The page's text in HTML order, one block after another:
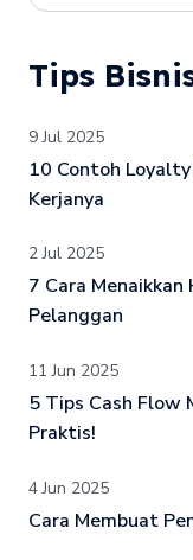
Tips
9 Jul 2025
10 Contoh
Kerjanya
2 Jul 2025
7 Cara
Pelanggan
11 Jun 2025
5 Tips Cash Flow
Praktis!
4 Jun 2025
Cara Membuat